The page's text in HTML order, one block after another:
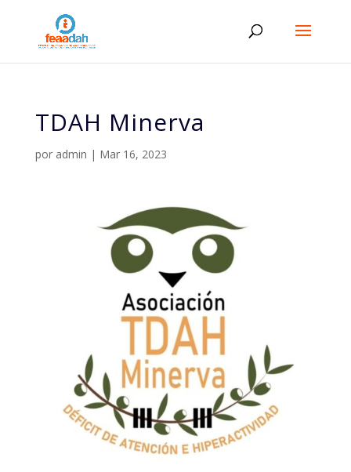
TDAH Minerva
por admin | Mar 16, 2023